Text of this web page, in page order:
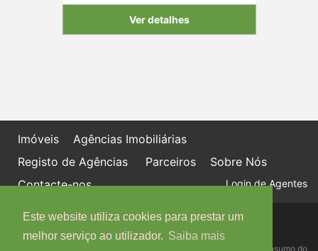
Este website utiliza cookies para prestar um
melhor serviço ao utilizador. Saiba mais
Ver detalhes
Imóveis
Agências Imobiliárias
Registo de Agências
Parceiros
Sobre Nós
Contacte-nos
Login de Agentes
Política de proteção de dados
Livro de Reclamações online
Centro de Informação, Mediação e Arbitragem de Conflitos de Consumo do